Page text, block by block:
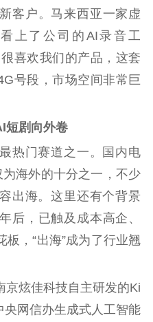
客户。马来西亚一家虚
上了公司的AI录音工
喜欢我们的产品，这套
号段，市场空间非常巨
短剧向外卷
门赛道之一。国内电
海外的十分之一，不少
出海。这里还有个背景
后，已触及成本高企、
，“出海”成为了行业翘
炫佳科技自主研发的Ki
网信办生成式人工智能